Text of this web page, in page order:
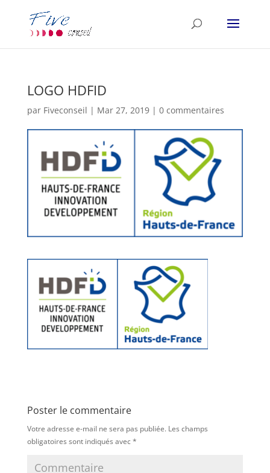
LOGO HDFID
par Fiveconseil | Mar 27, 2019| 0 commentaires
Poster le commentaire
Votre adresse e-mail ne sera pas publiée.Les champs
obligatoires sont indiqués avec*